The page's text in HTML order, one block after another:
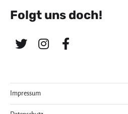
Folgt uns doch!
Impressum